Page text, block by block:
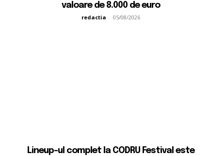
valoare de 8.000 de euro
redactia - 05/08/2026
Lineup-ul complet la CODRU Festival este